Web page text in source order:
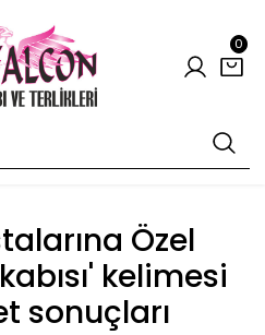
0
Özel
kelimesi
sonuçları